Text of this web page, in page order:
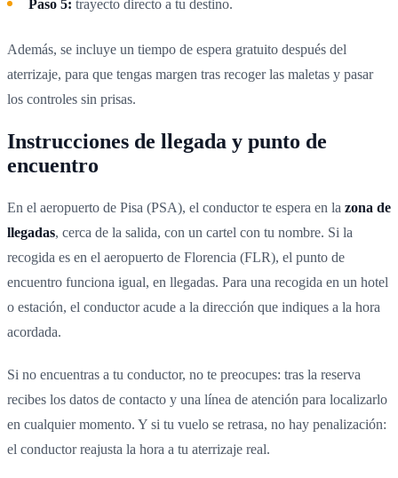
Paso 5: trayecto directo a tu destino.
Además, se incluye un tiempo de espera gratuito después del
aterrizaje, para que tengas margen tras recoger las maletas y pasar
los controles sin prisas.
Instrucciones de llegada y punto de
encuentro
En el aeropuerto de Pisa (PSA), el conductor te espera en la zona de
llegadas, cerca de la salida, con un cartel con tu nombre. Si la
recogida es en el aeropuerto de Florencia (FLR), el punto de
encuentro funciona igual, en llegadas. Para una recogida en un hotel
o estación, el conductor acude a la dirección que indiques a la hora
acordada.
Si no encuentras a tu conductor, no te preocupes: tras la reserva
recibes los datos de contacto y una línea de atención para localizarlo
en cualquier momento. Y si tu vuelo se retrasa, no hay penalización:
el conductor reajusta la hora a tu aterrizaje real.